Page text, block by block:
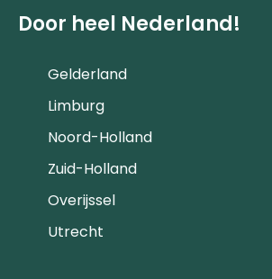
Door heel Nederland!
Gelderland
Limburg
Noord-Holland
Zuid-Holland
Overijssel
Utrecht